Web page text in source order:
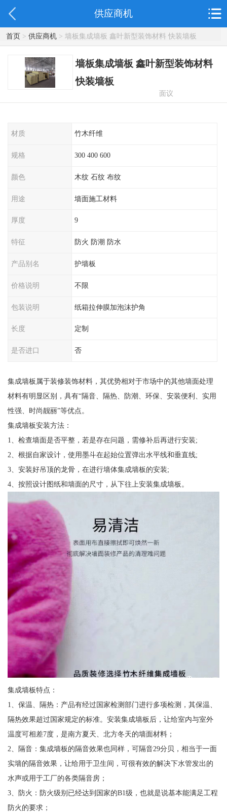
供应商机
首页> 供应商机> 墙板集成墙板 鑫叶新型装饰材料 快装墙板
墙板集成墙板 鑫叶新型装饰材料
快装墙板
面议
材质 竹木纤维
规格 300 400 600
颜色 木纹 石纹 布纹
用途 墙面施工材料
厚度 9
特征 防火 防潮 防水
产品别名 护墙板
价格说明 不限
包装说明 纸箱拉伸膜加泡沫护角
长度 定制
是否进口 否
集成墙板属于装修装饰材料，其优势相对于市场中的其他墙面处理
材料有明显区别，具有“隔音、隔热、防潮、环保、安装便利、实用
性强、时尚靓丽”等优点。
集成墙板安装方法：
1、检查墙面是否平整，若是存在问题，需修补后再进行安装;
2、根据自家设计，使用墨斗在起始位置弹出水平线和垂直线;
3、安装好吊顶的龙骨，在进行墙体集成墙板的安装;
4、按照设计图纸和墙面的尺寸，从下往上安装集成墙板。
集成墙板特点：
1、保温、隔热：产品有经过国家检测部门进行多项检测，其保温、
隔热效果超过国家规定的标准。安装集成墙板后，让给室内与室外
温度可相差7度，是南方夏天、北方冬天的墙面材料；
2、隔音：集成墙板的隔音效果也同样，可隔音29分贝，相当于一面
实墙的隔音效果，让给用于卫生间，可很有效的解决下水管发出的
水声或用于工厂的各类隔音房；
3、防火：防火级别已经达到国家的B1级，也就是说基本能满足工程
防火的要求；